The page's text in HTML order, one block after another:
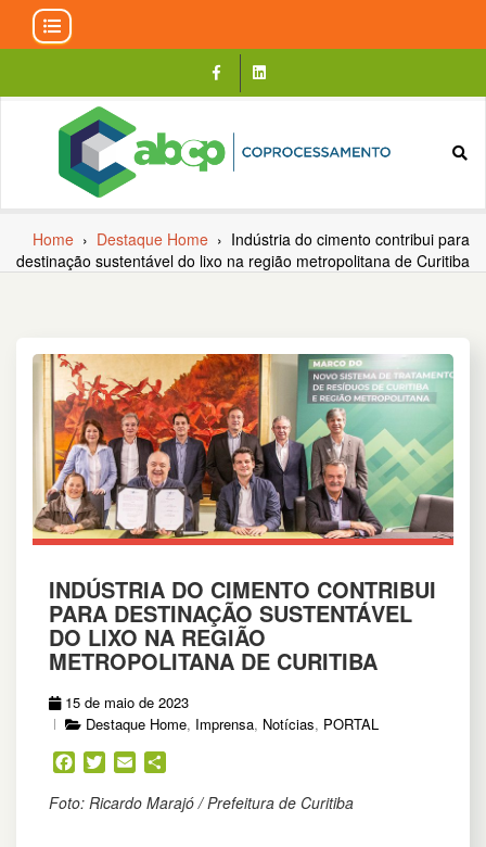
content
Home › Destaque Home › Indústria do cimento contribui para
destinação sustentável do lixo na região metropolitana de Curitiba
INDÚSTRIA DO CIMENTO CONTRIBUI
PARA DESTINAÇÃO SUSTENTÁVEL
DO LIXO NA REGIÃO
METROPOLITANA DE CURITIBA
15 de maio de 2023
Destaque Home, Imprensa, Notícias, PORTAL
Facebook
TwitterEmail
Foto: Ricardo Marajó / Prefeitura de Curitiba